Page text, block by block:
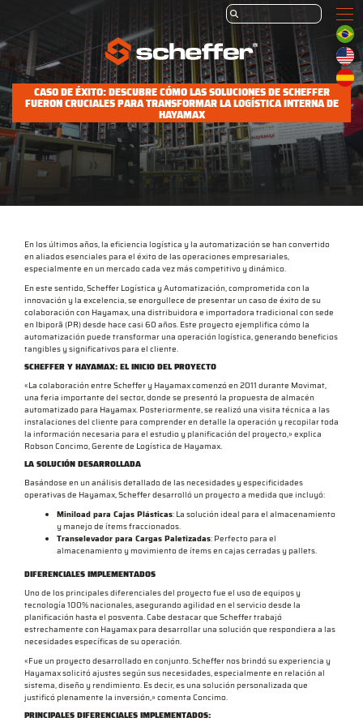
CASO DE ÉXITO: DESCUBRE CÓMO LAS SOLUCIONES DE SCHEFFER
FUERON CRUCIALES PARA TRANSFORMAR LA LOGÍSTICA INTERNA DE
HAYAMAX
En los últimos años, la eficiencia logística y la automatización se han convertido
en aliados esenciales para el éxito de las operaciones empresariales,
especialmente en un mercado cada vez más competitivo y dinámico.
En este sentido, Scheffer Logística y Automatización, comprometida con la
innovación y la excelencia, se enorgullece de presentar un caso de éxito de su
colaboración con Hayamax, una distribuidora e importadora tradicional con sede
en Ibiporã (PR) desde hace casi 60 años. Este proyecto ejemplifica cómo la
automatización puede transformar una operación logística, generando beneficios
tangibles y significativos para el cliente.
SCHEFFER Y HAYAMAX: EL INICIO DEL PROYECTO
«La colaboración entre Scheffer y Hayamax comenzó en 2011 durante Movimat,
una feria importante del sector, donde se presentó la propuesta de almacén
automatizado para Hayamax. Posteriormente, se realizó una visita técnica a las
instalaciones del cliente para comprender en detalle la operación y recopilar toda
la información necesaria para el estudio y planificación del proyecto,» explica
Robson Concimo, Gerente de Logística de Hayamax.
LA SOLUCIÓN DESARROLLADA
Basándose en un análisis detallado de las necesidades y especificidades
operativas de Hayamax, Scheffer desarrolló un proyecto a medida que incluyó:
Miniload para Cajas Plásticas: La solución ideal para el almacenamiento
y manejo de ítems fraccionados.
Transelevador para Cargas Paletizadas: Perfecto para el
almacenamiento y movimiento de ítems en cajas cerradas y pallets.
DIFERENCIALES IMPLEMENTADOS
Uno de los principales diferenciales del proyecto fue el uso de equipos y
tecnología 100% nacionales, asegurando agilidad en el servicio desde la
planificación hasta el posventa. Cabe destacar que Scheffer trabajó
estrechamente con Hayamax para desarrollar una solución que respondiera a las
necesidades específicas de su operación.
«Fue un proyecto desarrollado en conjunto. Scheffer nos brindó su experiencia y
Hayamax solicitó ajustes según sus necesidades, especialmente en relación al
sistema, diseño y rendimiento. Es decir, es una solución personalizada que
justificó plenamente la inversión,» comenta Concimo.
PRINCIPALES DIFERENCIALES IMPLEMENTADOS: